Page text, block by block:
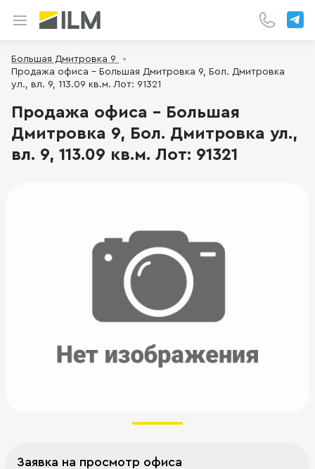
Большая Дмитровка 9
Продажа офиса - Большая Дмитровка 9, Бол. Дмитровка
ул., вл. 9, 113.09 кв.м. Лот: 91321
Продажа офиса - Большая
Дмитровка 9, Бол. Дмитровка ул.,
вл. 9, 113.09 кв.м. Лот: 91321
Заявка на просмотр офиса